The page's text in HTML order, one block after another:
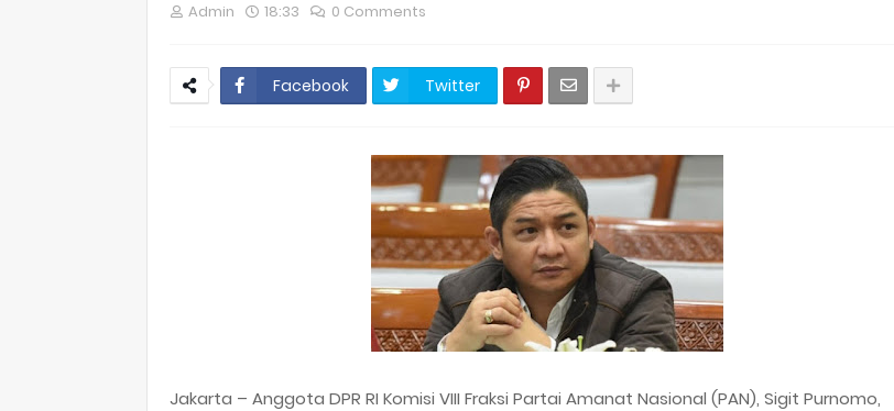
Admin 18:33 0 Comments
Facebook Twitter
Jakarta – Anggota DPR RI Komisi VIII Fraksi Partai Amanat Nasional (PAN), Sigit Purnomo,